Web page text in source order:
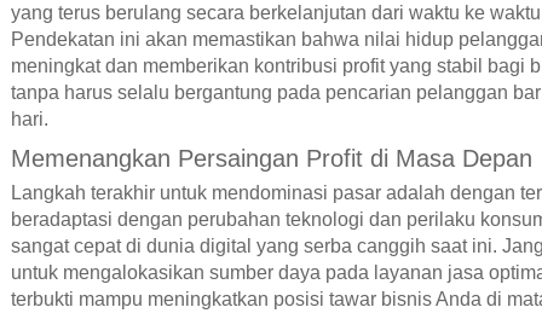
yang terus berulang secara berkelanjutan dari waktu ke
Pendekatan ini akan memastikan bahwa nilai hidup
meningkat dan memberikan kontribusi profit yang stabil bagi
tanpa harus selalu bergantung pada pencarian pelanggan
hari.
Memenangkan Persaingan Profit di Masa Depan
Langkah terakhir untuk mendominasi pasar adalah dengan
beradaptasi dengan perubahan teknologi dan perilaku
sangat cepat di dunia digital yang serba canggih saat ini.
untuk mengalokasikan sumber daya pada layanan jasa
terbukti mampu meningkatkan posisi tawar bisnis Anda di